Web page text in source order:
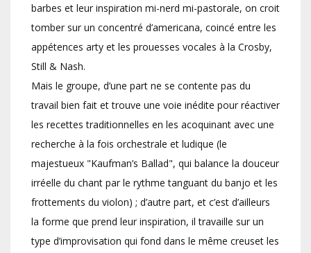
barbes et leur inspiration mi-nerd mi-pastorale, on croit
tomber sur un concentré d’americana, coincé entre les
appétences arty et les prouesses vocales à la Crosby,
Still & Nash.
Mais le groupe, d’une part ne se contente pas du
travail bien fait et trouve une voie inédite pour réactiver
les recettes traditionnelles en les acoquinant avec une
recherche à la fois orchestrale et ludique (le
majestueux "Kaufman’s Ballad", qui balance la douceur
irréelle du chant par le rythme tanguant du banjo et les
frottements du violon) ; d’autre part, et c’est d’ailleurs
la forme que prend leur inspiration, il travaille sur un
type d’improvisation qui fond dans le même creuset les